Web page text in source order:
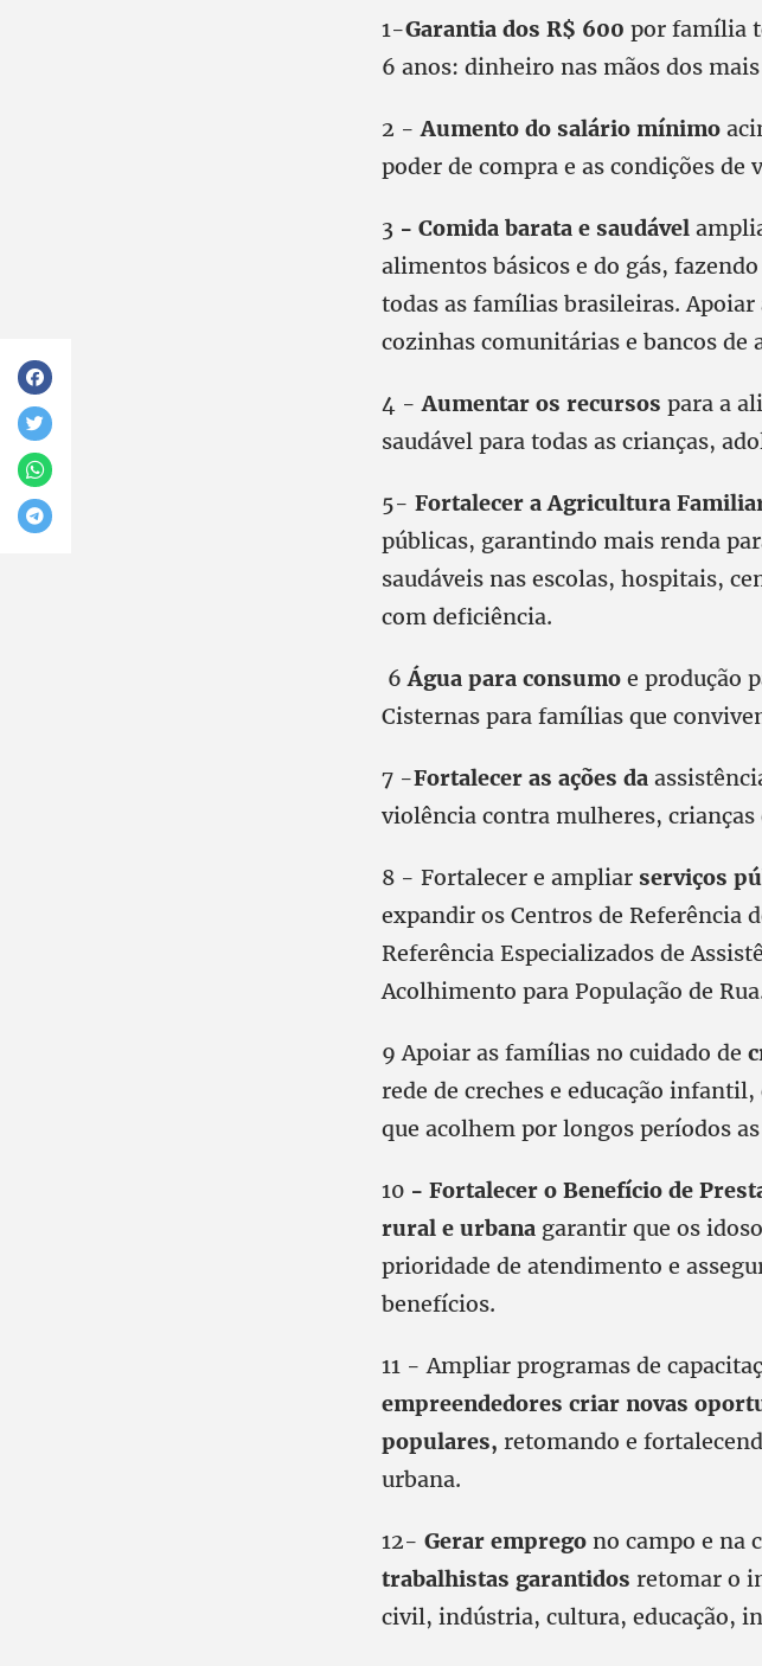
1-Garantia dos R$ 600 por família
6 anos: dinheiro nas mãos dos
2 -Aumento do salário mínimo
poder de compra e as condições de
3 - Comida barata e saudável
alimentos básicos e do gás,
todas as famílias brasileiras.
cozinhas comunitárias e bancos de
4 -Aumentar os recursos para a
saudável para todas as crianças,
5- Fortalecer a Agricultura
públicas, garantindo mais renda
saudáveis nas escolas, hospitais,
com deficiência.
6Água para consumo e produção
Cisternas para famílias que
7 -Fortalecer as ações da
violência contra mulheres,
8 - Fortalecer e ampliar serviços
expandir os Centros de Referência
Referência Especializados de
Acolhimento para População de
9 Apoiar as famílias no cuidado de
rede de creches e educação
que acolhem por longos períodos
10 - Fortalecer o Benefício de
rural e urbana garantir que os
prioridade de atendimento e
benefícios.
11 - Ampliar programas de
empreendedores criar novas
populares, retomando e
urbana.
12- Gerar emprego no campo e na
trabalhistas garantidos retomar o
civil, indústria, cultura, educação,